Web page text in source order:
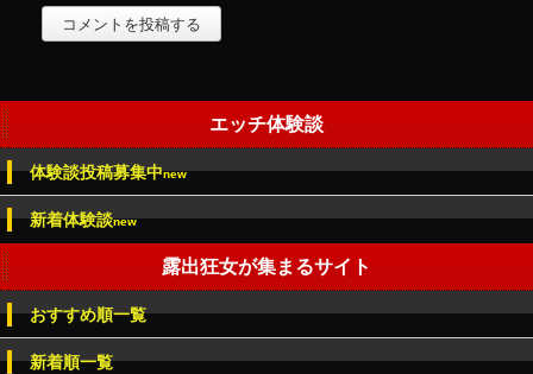
エッチ体験談
体験談投稿募集中new
新着体験談new
露出狂女が集まるサイト
おすすめ順一覧
新着順一覧